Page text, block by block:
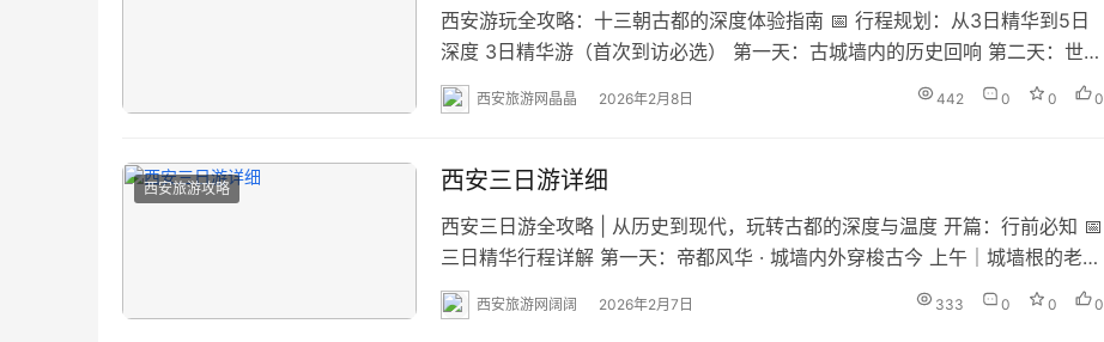
西安游玩全攻略：十三朝古都的深度体验指南 📅 行程规划：从3日精华到5日
深度 3日精华游（首次到访必选） 第一天：古城墙内的历史回响 第二天：世界
级考古奇迹 第三天：盛唐遗风与现代西安 5日深度游（历史爱好者推荐） 在前
三天基础上增加： 第四天：古城深度探索 第五天：周边文化体验 🏛️ 必游景点
西安旅游网晶晶 2026年2月8日 442 0 0 0
西安旅游攻略 西安三日游详细
西安三日游全攻略 | 从历史到现代，玩转古都的深度与温度 开篇：行前必知 📅
三日精华行程详解 第一天：帝都风华 · 城墙内外穿梭古今 上午｜城墙根的老西
安脉搏 下午｜市井烟火与千年地标 晚上｜当古都华灯初上 第二天：盛唐气象 ·
从皇家林苑到不夜天 上午｜皇家禁苑的晨间漫步 下午｜穿越千年的艺术对话
西安旅游网阔阔 2026年2月7日 333 0 0 0